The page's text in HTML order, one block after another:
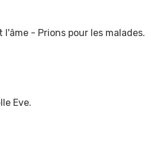
- Prions pour les malades.
Eve.